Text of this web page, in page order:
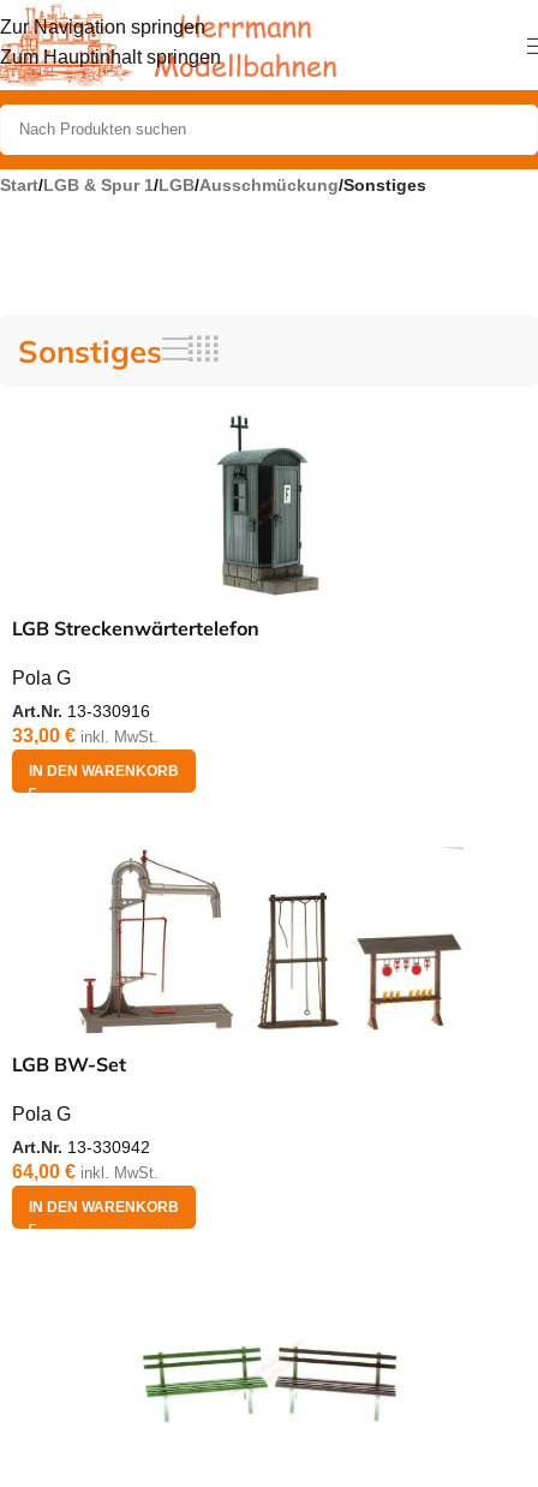
Zur Navigation springen
Zum Hauptinhalt springen
Start/LGB & Spur 1/LGB/Ausschmückung/Sonstiges
Sonstiges
LGB Streckenwärtertelefon
Pola G
Art.Nr. 13-330916
33,00 € inkl. MwSt.
IN DEN WARENKORB
LGB BW-Set
Pola G
Art.Nr. 13-330942
64,00 € inkl. MwSt.
IN DEN WARENKORB